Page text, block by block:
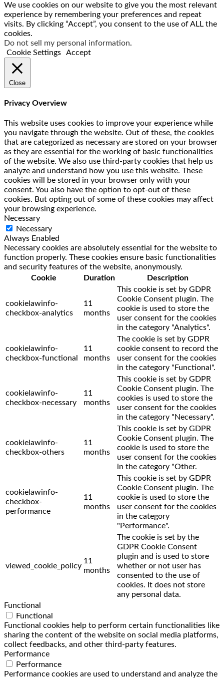
We use cookies on our website to give you the most relevant
experience by remembering your preferences and repeat
visits. By clicking “Accept”, you consent to the use of ALL the
cookies.
Do not sell my personal information.
Cookie Settings
Accept
Close
Privacy Overview
This website uses cookies to improve your experience while
you navigate through the website. Out of these, the cookies
that are categorized as necessary are stored on your browser
as they are essential for the working of basic functionalities
of the website. We also use third-party cookies that help us
analyze and understand how you use this website. These
cookies will be stored in your browser only with your
consent. You also have the option to opt-out of these
cookies. But opting out of some of these cookies may affect
your browsing experience.
Necessary
Necessary
Always Enabled
Necessary cookies are absolutely essential for the website to
function properly. These cookies ensure basic functionalities
and security features of the website, anonymously.
Cookie
Duration Description
cookielawinfo-
checkbox-analytics
11
months
This cookie is set by GDPR
Cookie Consent plugin. The
cookie is used to store the
user consent for the cookies
in the category "Analytics".
cookielawinfo-
checkbox-functional
11
months
The cookie is set by GDPR
cookie consent to record the
user consent for the cookies
in the category "Functional".
cookielawinfo-
checkbox-necessary
11
months
This cookie is set by GDPR
Cookie Consent plugin. The
cookies is used to store the
user consent for the cookies
in the category "Necessary".
cookielawinfo-
checkbox-others
11
months
This cookie is set by GDPR
Cookie Consent plugin. The
cookie is used to store the
user consent for the cookies
in the category "Other.
cookielawinfo-
checkbox-
performance
11
months
This cookie is set by GDPR
Cookie Consent plugin. The
cookie is used to store the
user consent for the cookies
in the category
"Performance".
viewed_cookie_policy
11
months
The cookie is set by the
GDPR Cookie Consent
plugin and is used to store
whether or not user has
consented to the use of
cookies. It does not store
any personal data.
Functional
Functional
Functional cookies help to perform certain functionalities like
sharing the content of the website on social media platforms,
collect feedbacks, and other third-party features.
Performance
Performance
Performance cookies are used to understand and analyze the